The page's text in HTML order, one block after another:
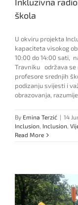
škola
U okviru projekta
kapaciteta visokog
10:00 do 14:00 sati,
Travniku održava se
profesore srednjih
podizanju svijesti i
obrazovanja,
By Emina Terzić | 14
Inclusion Inclusion
Read More